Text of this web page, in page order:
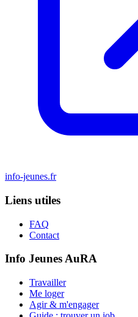
info-jeunes.fr
Liens utiles
FAQ
Contact
Info Jeunes AuRA
Travailler
Me loger
Agir & m'engager